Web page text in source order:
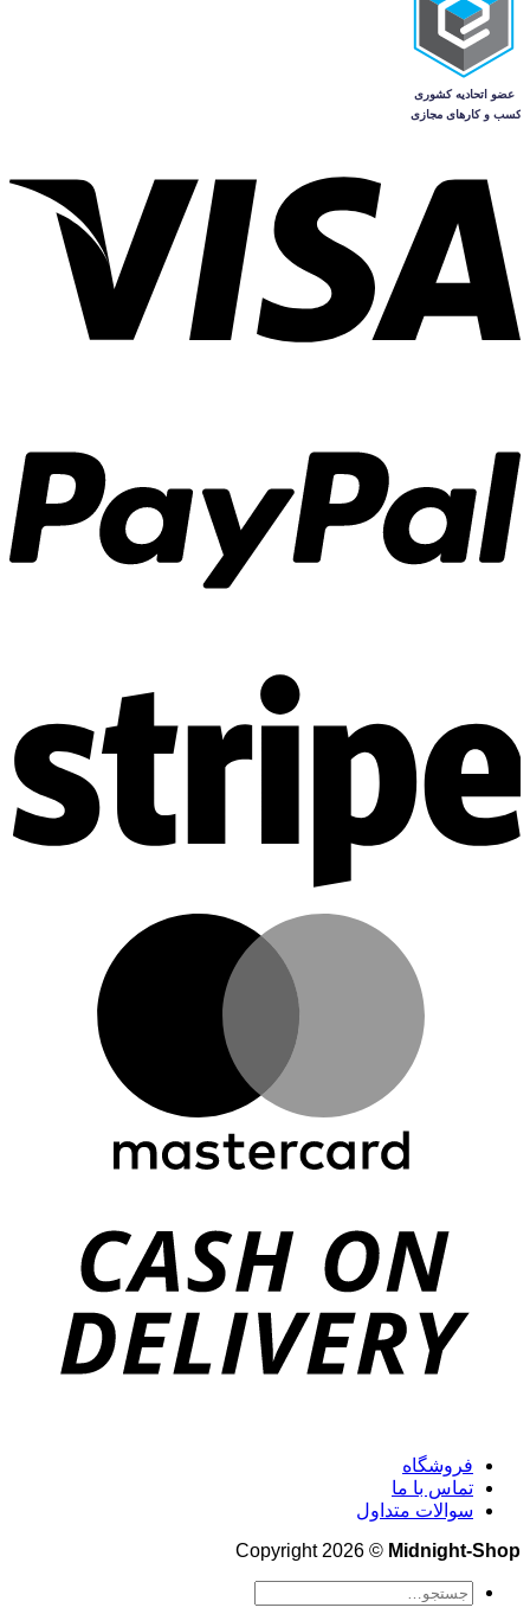
فروشگاه
تماس با ما
سوالات متداول
Copyright 2026 © Midnight-Shop
جستجو